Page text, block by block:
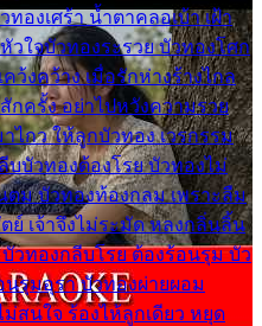
ทองเศร้า น้ำตาคลอเบ้า เฝ้า
ใจบัวทองระรวย บัวทองโศก
ว้งคว้าง เมื่อรักห่างร้างไกล
ครั้ง อย่าไปหวังความรวย
ไกว ให้ลูกบัวทอง เวรกรรม
บบัวทองต้องโรย บัวทองไม่
ตม บัวทองท้องกลม เพราะลืม
เจ้าจึงไม่ระมัด หลงกลิ่นลิ้น
วทองกลีบโรย ต้องร้อนรุม บัว
รุมอุรา บัวทองผ่ายผอม
สนใจ ร้องไห้ลูกเดียว หยุด